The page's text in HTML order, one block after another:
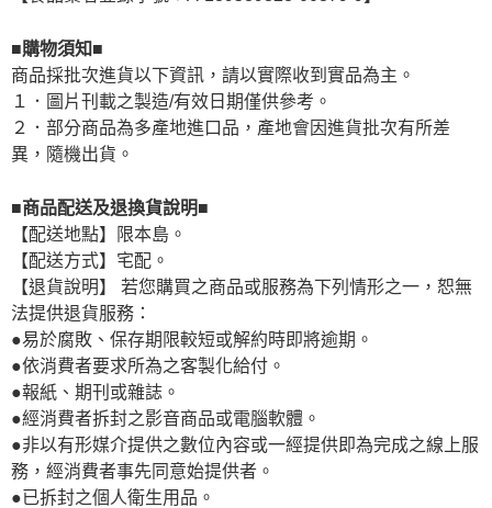
■購物須知■
商品採批次進貨以下資訊，請以實際收到實品為主。
１．圖片刊載之製造/有效日期僅供參考。
２．部分商品為多產地進口品，產地會因進貨批次有所差
異，隨機出貨。
■商品配送及退換貨說明■
【配送地點】限本島。
【配送方式】宅配。
【退貨說明】 若您購買之商品或服務為下列情形之一，恕無
法提供退貨服務：
●易於腐敗、保存期限較短或解約時即將逾期。
●依消費者要求所為之客製化給付。
●報紙、期刊或雜誌。
●經消費者拆封之影音商品或電腦軟體。
●非以有形媒介提供之數位內容或一經提供即為完成之線上服
務，經消費者事先同意始提供者。
●已拆封之個人衛生用品。